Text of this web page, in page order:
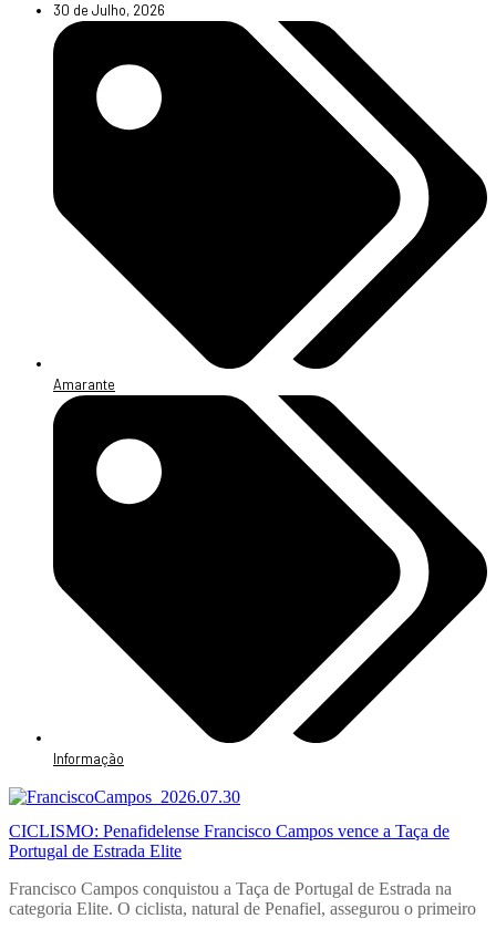
30 de Julho, 2026
Amarante
Informação
CICLISMO: Penafidelense Francisco Campos vence a Taça de
Portugal de Estrada Elite
Francisco Campos conquistou a Taça de Portugal de Estrada na
categoria Elite. O ciclista, natural de Penafiel, assegurou o primeiro